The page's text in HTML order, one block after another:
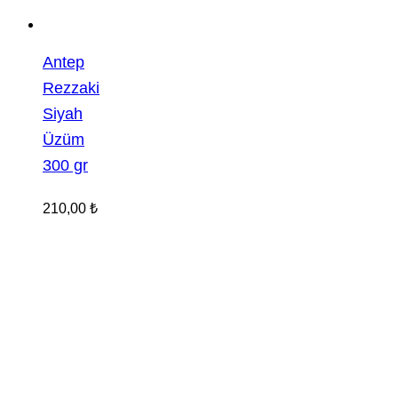
Antep
Rezzaki
Siyah
Üzüm
300 gr
210,00 ₺